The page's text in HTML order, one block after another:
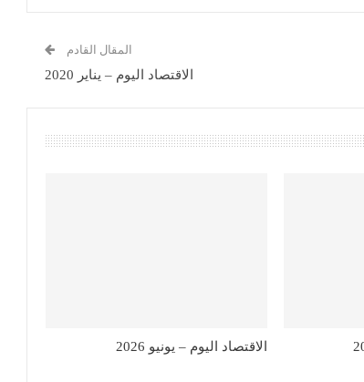
المقال القادم
الاقتصاد اليوم – يناير 2020
الاقتصاد اليوم – يونيو 2026